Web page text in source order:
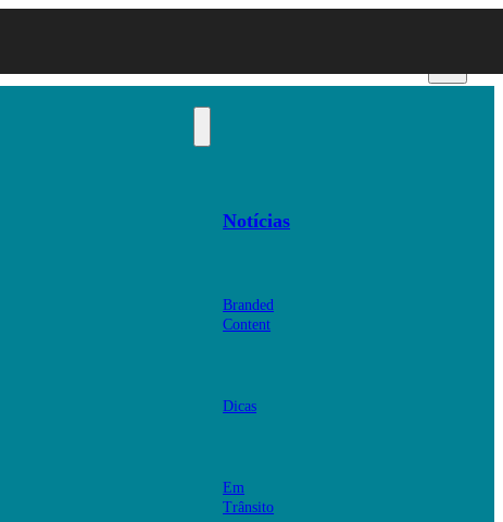
Notícias
Branded
Content
Dicas
Em
Trânsito